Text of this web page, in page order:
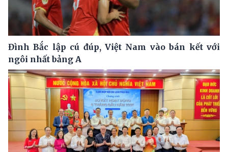
Đình Bắc lập cú đúp, Việt Nam vào bán kết với
ngôi nhất bảng A